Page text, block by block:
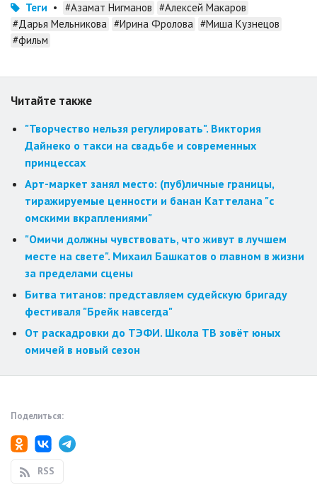
Теги • #Азамат Нигманов #Алексей Макаров
#Дарья Мельникова #Ирина Фролова #Миша Кузнецов
#фильм
Читайте также
"Творчество нельзя регулировать". Виктория
Дайнеко о такси на свадьбе и современных
принцессах
Арт-маркет занял место: (пуб)личные границы,
тиражируемые ценности и банан Каттелана "с
омскими вкраплениями"
"Омичи должны чувствовать, что живут в лучшем
месте на свете". Михаил Башкатов о главном в жизни
за пределами сцены
Битва титанов: представляем судейскую бригаду
фестиваля "Брейк навсегда"
От раскадровки до ТЭФИ. Школа ТВ зовёт юных
омичей в новый сезон
Поделиться:
RSS